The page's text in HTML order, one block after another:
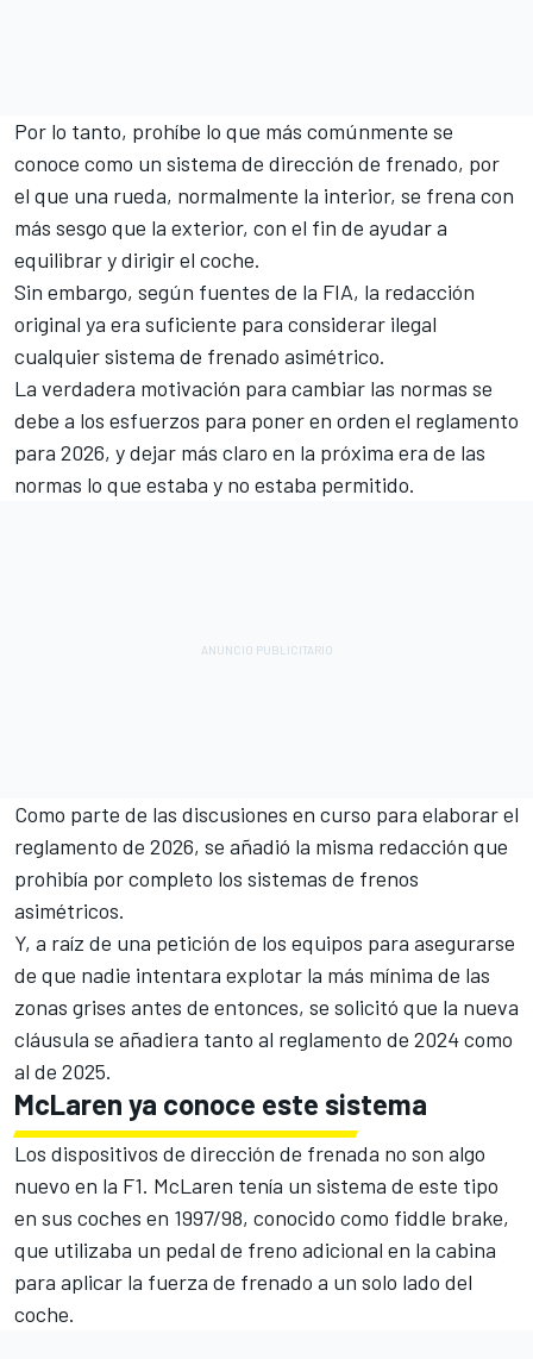
Por lo tanto, prohíbe lo que más comúnmente se
conoce como un sistema de dirección de frenado, por
el que una rueda, normalmente la interior, se frena con
más sesgo que la exterior, con el fin de ayudar a
equilibrar y dirigir el coche.
Sin embargo, según fuentes de la FIA, la redacción
original ya era suficiente para considerar ilegal
cualquier sistema de frenado asimétrico.
La verdadera motivación para cambiar las normas se
debe a los esfuerzos para poner en orden el reglamento
para 2026, y dejar más claro en la próxima era de las
normas lo que estaba y no estaba permitido.
Como parte de las discusiones en curso para elaborar el
reglamento de 2026, se añadió la misma redacción que
prohibía por completo los sistemas de frenos
asimétricos.
Y, a raíz de una petición de los equipos para asegurarse
de que nadie intentara explotar la más mínima de las
zonas grises antes de entonces, se solicitó que la nueva
cláusula se añadiera tanto al reglamento de 2024 como
al de 2025.
McLaren ya conoce este sistema
Los dispositivos de dirección de frenada no son algo
nuevo en la F1. McLaren tenía un sistema de este tipo
en sus coches en 1997/98, conocido como fiddle brake,
que utilizaba un pedal de freno adicional en la cabina
para aplicar la fuerza de frenado a un solo lado del
coche.